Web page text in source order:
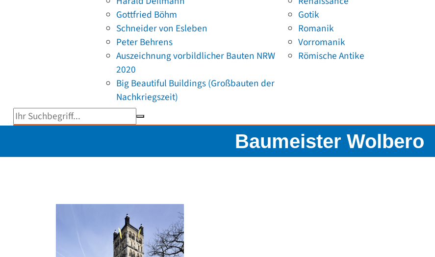
Gottfried Böhm
Schneider von Esleben
Peter Behrens
Auszeichnung vorbildlicher Bauten NRW
2020
Big Beautiful Buildings (Großbauten der
Nachkriegszeit)
Gotik
Romanik
Vorromanik
Römische Antike
Suchbegriff eingeben
Baumeister Wolbero